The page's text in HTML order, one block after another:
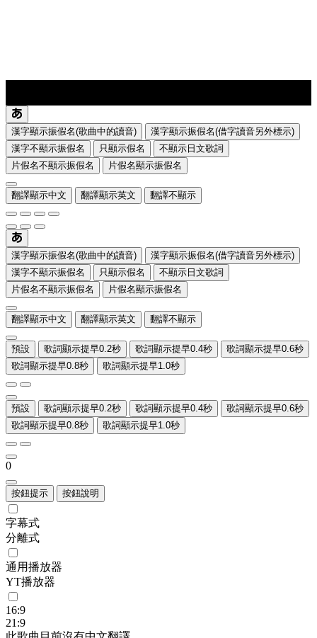
漢字顯示振假名(歌曲中的讀音)
漢字顯示振假名(借字讀音另外標示)
漢字不顯示振假名
只顯示假名
不顯示日文歌詞
片假名不顯示振假名
片假名顯示振假名
翻譯顯示中文 翻譯顯示英文 翻譯不顯示
漢字顯示振假名(歌曲中的讀音)
漢字顯示振假名(借字讀音另外標示)
漢字不顯示振假名
只顯示假名
不顯示日文歌詞
片假名不顯示振假名
片假名顯示振假名
翻譯顯示中文 翻譯顯示英文 翻譯不顯示
預設 歌詞顯示提早0.2秒 歌詞顯示提早0.4秒
歌詞顯示提早0.6秒
歌詞顯示提早0.8秒
歌詞顯示提早1.0秒
預設 歌詞顯示提早0.2秒 歌詞顯示提早0.4秒
歌詞顯示提早0.6秒
歌詞顯示提早0.8秒
歌詞顯示提早1.0秒
0
按鈕提示 按鈕說明
字幕式
分離式
通用播放器
YT播放器
16:9
21:9